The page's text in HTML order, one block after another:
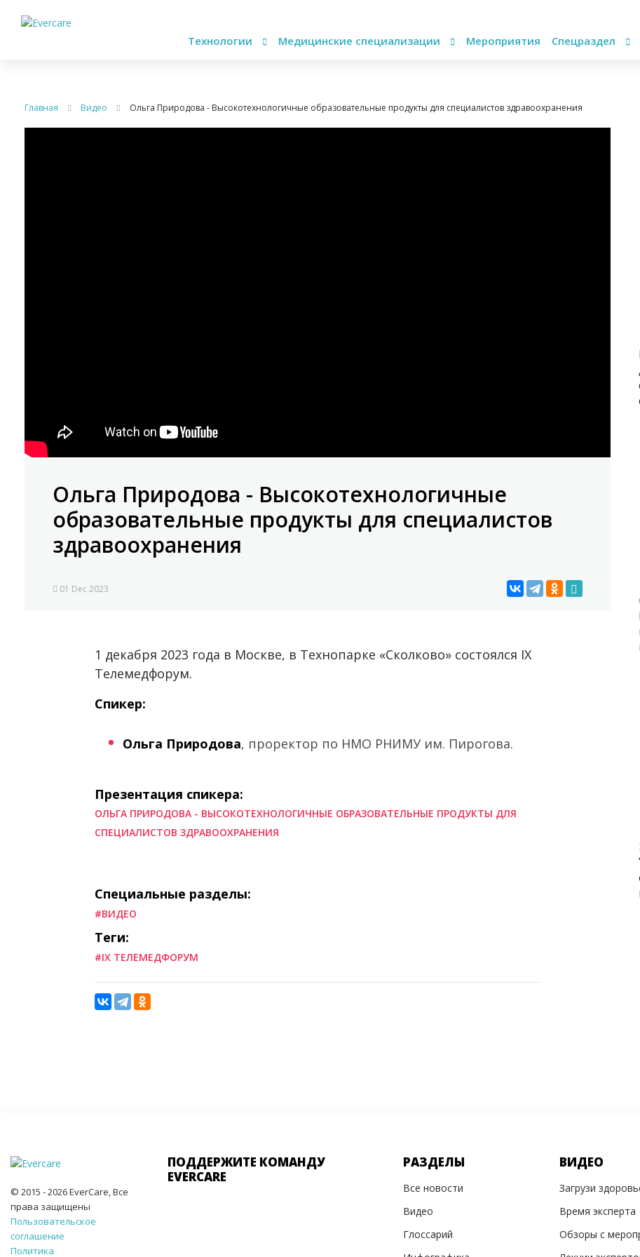
Технологии Медицинские специализации Мероприятия Спецраздел
Главная Видео Ольга Природова - Высокотехнологичные образовательные продукты для специалистов здравоохранения
Ольга Природова - Высокотехнологичные
образовательные продукты для специалистов
здравоохранения
01 Dec 2023
1 декабря 2023 года в Москве, в Технопарке «Сколково» состоялся IX
Телемедфорум.
Спикер:
Ольга Природова, проректор по НМО РНИМУ им. Пирогова.
Презентация спикера:
ОЛЬГА ПРИРОДОВА - ВЫСОКОТЕХНОЛОГИЧНЫЕ ОБРАЗОВАТЕЛЬНЫЕ ПРОДУКТЫ ДЛЯ
СПЕЦИАЛИСТОВ ЗДРАВООХРАНЕНИЯ
Специальные разделы:
#ВИДЕО
Теги:
#IX ТЕЛЕМЕДФОРУМ
© 2015 - 2026 EverCare, Все
права защищены
Пользовательское
соглашение
Политика
ПОДДЕРЖИТЕ КОМАНДУ
EVERCARE
РАЗДЕЛЫ
Все новости
Видео
Глоссарий
ВИДЕО
Загрузи
Время эксперта
Обзоры с